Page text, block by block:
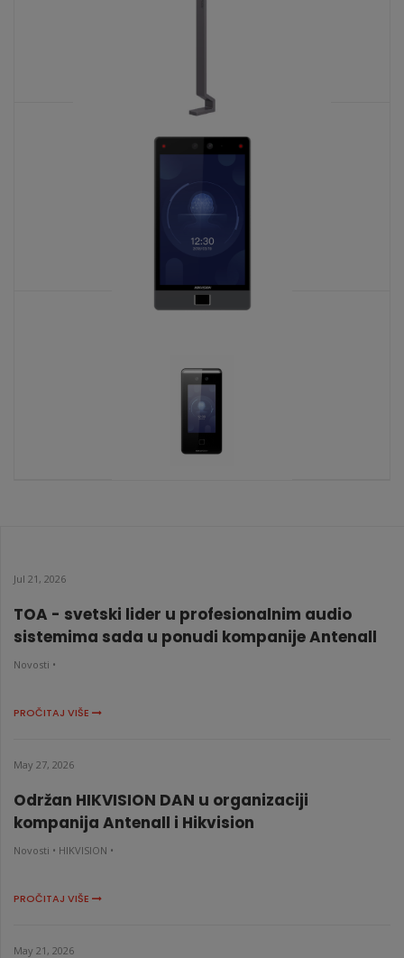
DS-KAB671-B
Jul 21, 2026
TOA - svetski lider u profesionalnim audio
sistemima sada u ponudi kompanije Antenall
Novosti •
PROČITAJ VIŠE
May 27, 2026
Održan HIKVISION DAN u organizaciji
kompanija Antenall i Hikvision
Novosti • HIKVISION •
PROČITAJ VIŠE
May 21, 2026